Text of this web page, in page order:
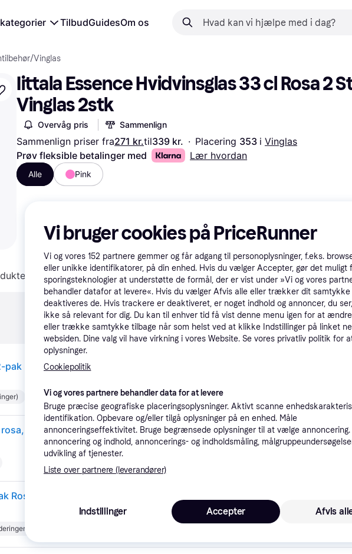
TilbudGuidesOm os
/Vinglas
Iittala Essence Hvidvinsglas 33 cl Rosa 2
Vinglas 2stk
Overvåg pris Sammenlign
Sammenlign priser fra271 kr.til339 kr. · Placering 353 i Vinglas
Prøv fleksible betalinger med
Lær hvordan
Alle Pink
Specifikationer
2 stk. Laveste pris·49 kr. fragt
Vi bruger cookies på PriceRunner
Vi og vores 152 partnere gemmer og får adgang til personoplysninger, f.eks.
eller unikke identifikatorer, på din enhed. Hvis du vælger Accepter, gør det muligt
sporingsteknologier at understøtte de formål, der er vist under »Vi og vores
behandler datafor at levere«. Hvis du vælger Afvis alle eller trækker dit samtykke
deaktiveres de. Hvis trackere er deaktiveret, er noget indhold og annoncer, du
ikke så relevant for dig. Du kan til enhver tid få vist denne menu igen for at
eller trække samtykke tilbage når som helst ved at klikke Indstillinger på linket
websiden. Dine valg vil have virkning i vores Website. Se vores privatliv politik for
oplysninger.
Cookiepolitik
Vi og vores partnere behandler data for at levere
Bruge præcise geografiske placeringsoplysninger. Aktivt scanne
identifikation. Opbevare og/eller tilgå oplysninger på en enhed. Måle
annonceringseffektivitet. Bruge begrænsede oplysninger til at vælge annoncering.
annoncering og indhold, annoncerings- og indholdsmåling,
udvikling af tjenester.
Liste over partnere (leverandører)
Indstillinger Afvis
Accepter